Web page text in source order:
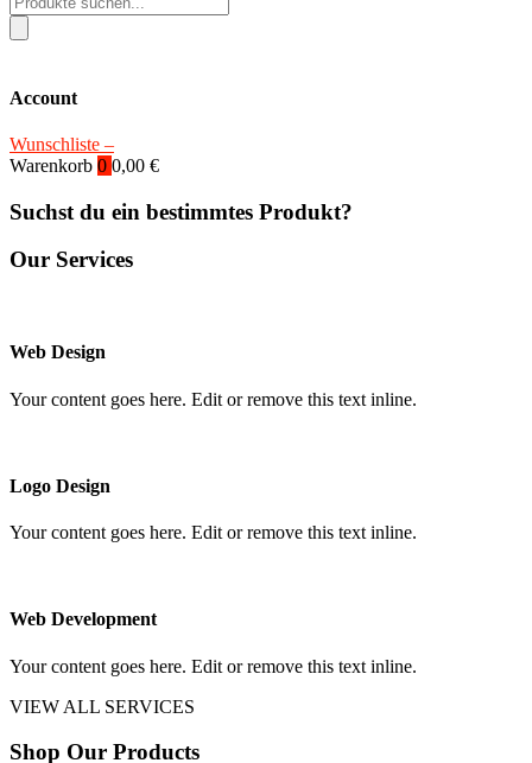
search
Account
Wunschliste –
Warenkorb 0 0,00 €
Suchst du ein bestimmtes Produkt?
Our Services
Web Design
Your content goes here. Edit or remove this text inline.
Logo Design
Your content goes here. Edit or remove this text inline.
Web Development
Your content goes here. Edit or remove this text inline.
VIEW ALL SERVICES
Shop Our Products